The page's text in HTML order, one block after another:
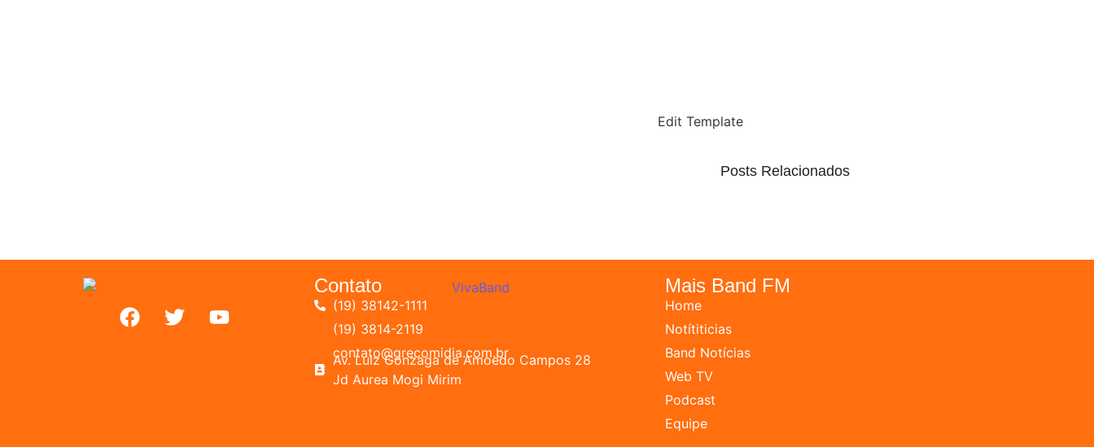
Edit Template
Posts Relacionados
Contato
(19) 38142-1111
(19) 3814-2119
contato@grecomidia.com.br
Av. Luiz Gonzaga de Amoedo Campos 28
Jd Aurea Mogi Mirim
Mais Band FM
Home
Notítiticias
Band Notícias
Web TV
Podcast
Equipe